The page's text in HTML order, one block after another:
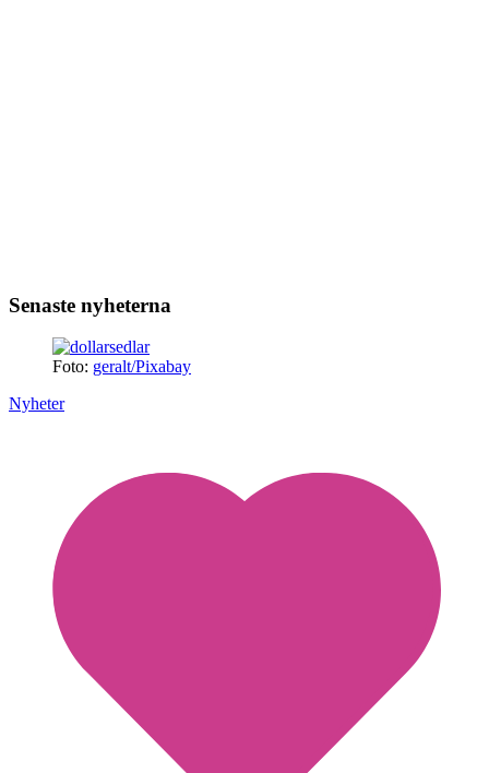
Senaste nyheterna
Foto: geralt/Pixabay
Nyheter